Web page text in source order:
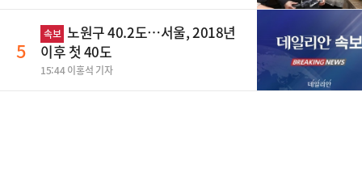
5
속보 노원구 40.2도…서울, 2018년
이후 첫 40도
15:44 이홍석 기자